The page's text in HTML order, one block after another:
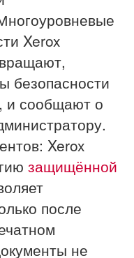
Xerox
безопасности
и сообщают о
Xerox
защищённой
после
не